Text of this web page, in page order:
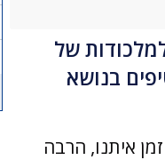
של
איתנו, הרבה